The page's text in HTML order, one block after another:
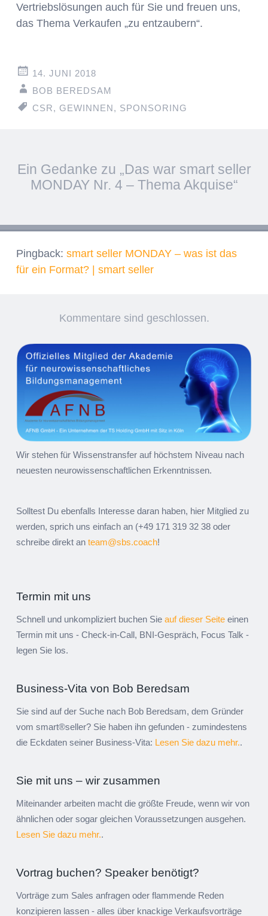
Vertriebslösungen auch für Sie und freuen uns,
das Thema Verkaufen „zu entzaubern“.
14. JUNI 2018
BOB BEREDSAM
CSR, GEWINNEN, SPONSORING
Artikel-
Navigation
Ein Gedanke zu „Das war smart seller
MONDAY Nr. 4 – Thema Akquise“
Pingback: smart seller MONDAY – was ist das
für ein Format? | smart seller
Kommentare sind geschlossen.
Wir stehen für Wissenstransfer auf höchstem Niveau nach
neuesten neurowissenschaftlichen Erkenntnissen.
Solltest Du ebenfalls Interesse daran haben, hier Mitglied zu
werden, sprich uns einfach an (+49 171 319 32 38 oder
schreibe direkt an team@sbs.coach!
Termin mit uns
Schnell und unkompliziert buchen Sie auf dieser Seite einen
Termin mit uns - Check-in-Call, BNI-Gespräch, Focus Talk -
legen Sie los.
Business-Vita von Bob Beredsam
Sie sind auf der Suche nach Bob Beredsam, dem Gründer
vom smart®seller? Sie haben ihn gefunden - zumindestens
die Eckdaten seiner Business-Vita: Lesen Sie dazu mehr..
Sie mit uns – wir zusammen
Miteinander arbeiten macht die größte Freude, wenn wir von
ähnlichen oder sogar gleichen Voraussetzungen ausgehen.
Lesen Sie dazu mehr..
Vortrag buchen? Speaker benötigt?
Vorträge zum Sales anfragen oder flammende Reden
konzipieren lassen - alles über knackige Verkaufsvorträge